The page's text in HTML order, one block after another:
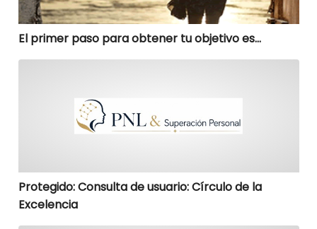
El primer paso para obtener tu objetivo es…
Protegido: Consulta de usuario: Círculo de la
Excelencia